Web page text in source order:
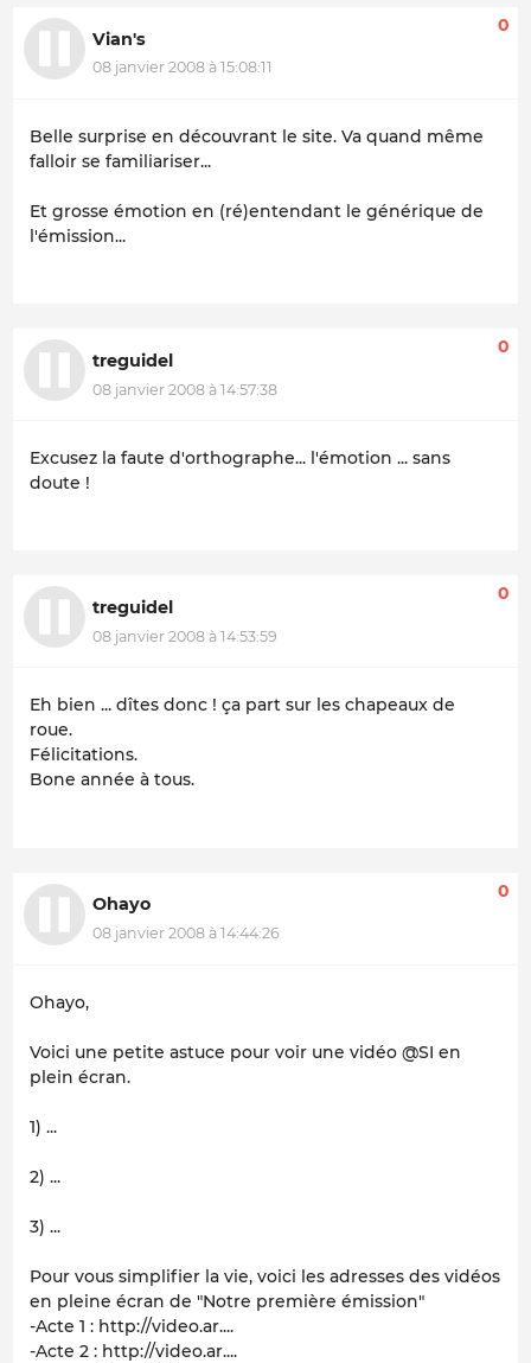
Vian's
08 janvier 2008 à 15:08:11
0
Belle surprise en découvrant le site. Va quand même
falloir se familiariser...
Et grosse émotion en (ré)entendant le générique de
l'émission...
treguidel
08 janvier 2008 à 14:57:38
0
Excusez la faute d'orthographe... l'émotion ... sans
doute !
treguidel
08 janvier 2008 à 14:53:59
0
Eh bien ... dîtes donc ! ça part sur les chapeaux de
roue.
Félicitations.
Bone année à tous.
Ohayo
08 janvier 2008 à 14:44:26
0
Ohayo,
Voici une petite astuce pour voir une vidéo @SI en
plein écran.
1) ...
2) ...
3) ...
Pour vous simplifier la vie, voici les adresses des vidéos
en pleine écran de "Notre première émission"
-Acte 1 : http://video.ar....
-Acte 2 : http://video.ar....